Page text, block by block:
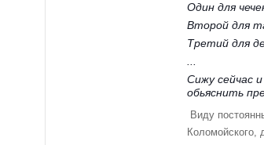
Один для
Второй для
Третий для
Сижу сейчас
обьяснить
Виду
Коломойского,